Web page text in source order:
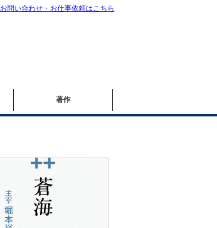
著作
お問い合わせ・お仕事依頼はこちら